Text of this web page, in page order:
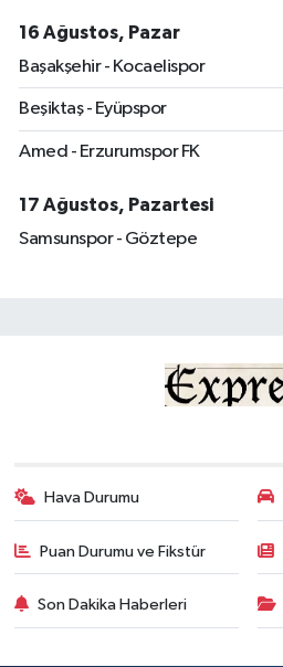
16 Ağustos, Pazar
Başakşehir - Kocaelispor
Beşiktaş - Eyüpspor
Amed - Erzurumspor FK
17 Ağustos, Pazartesi
Samsunspor - Göztepe
Hava Durumu
Puan Durumu ve Fikstür
Son Dakika Haberleri